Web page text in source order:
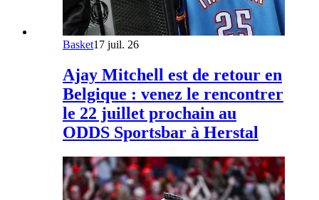
Basket17 juil. 26
Ajay Mitchell est de retour en
Belgique : venez le rencontrer
le 22 juillet prochain au
ODDS Sportsbar à Herstal